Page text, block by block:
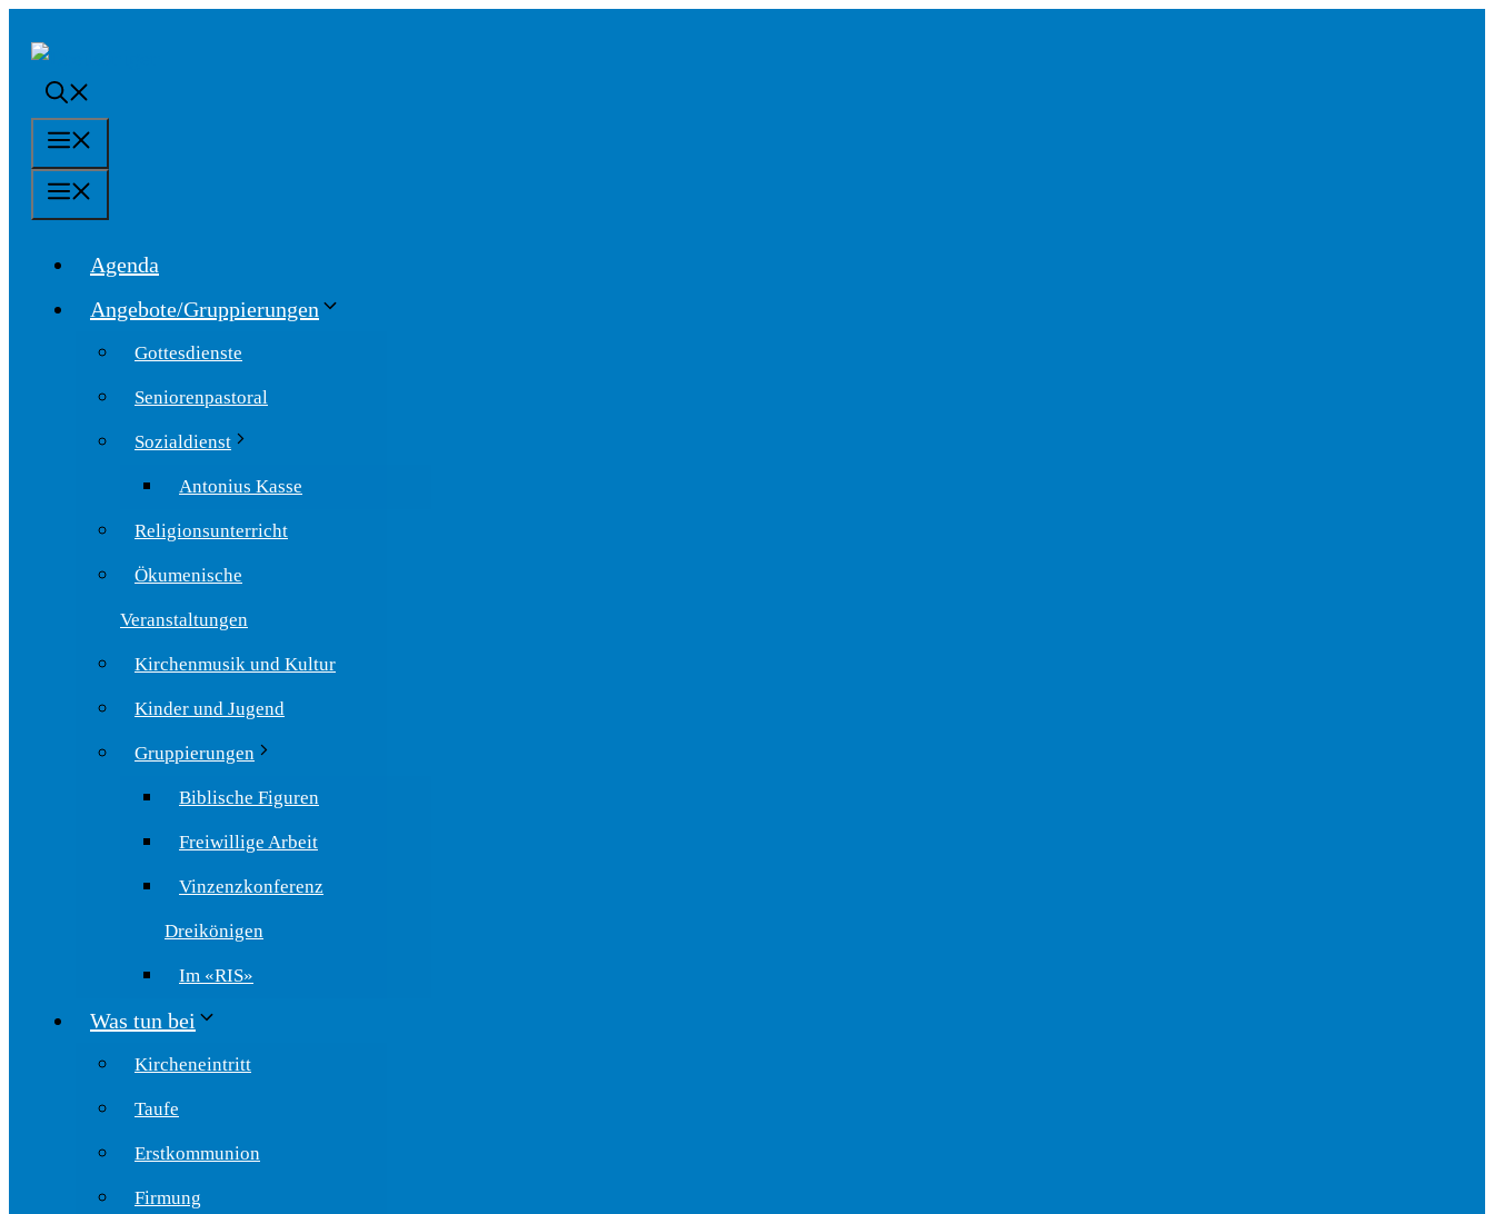
zum
Inhalt
Agenda
Angebote/Gruppierungen
Gottesdienste
Seniorenpastoral
Sozialdienst
Antonius Kasse
Religionsunterricht
Ökumenische
Veranstaltungen
Kirchenmusik und Kultur
Kinder und Jugend
Gruppierungen
Biblische Figuren
Freiwillige Arbeit
Vinzenzkonferenz
Dreikönigen
Im «RIS»
Was tun bei
Kircheneintritt
Taufe
Erstkommunion
Firmung